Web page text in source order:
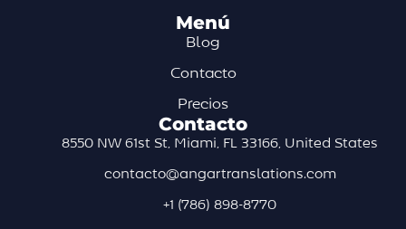
Menú
Blog
Contacto
Precios
Contacto
8550 NW 61st St, Miami, FL 33166, United States
contacto@angartranslations.com
+1 (786) 898-8770